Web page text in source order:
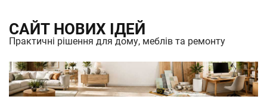
САЙТ НОВИХ ІДЕЙ
Практичні рішення для дому, меблів та ремонту